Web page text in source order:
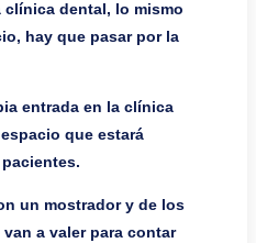
clínica dental, lo mismo
hay que pasar por la
entrada en la clínica
que estará
un mostrador y de los
a valer para contar